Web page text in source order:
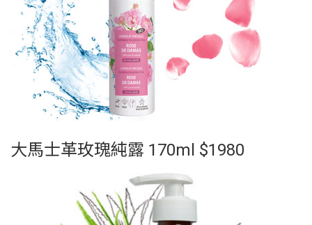
大馬士革玫瑰純露 170ml $1980